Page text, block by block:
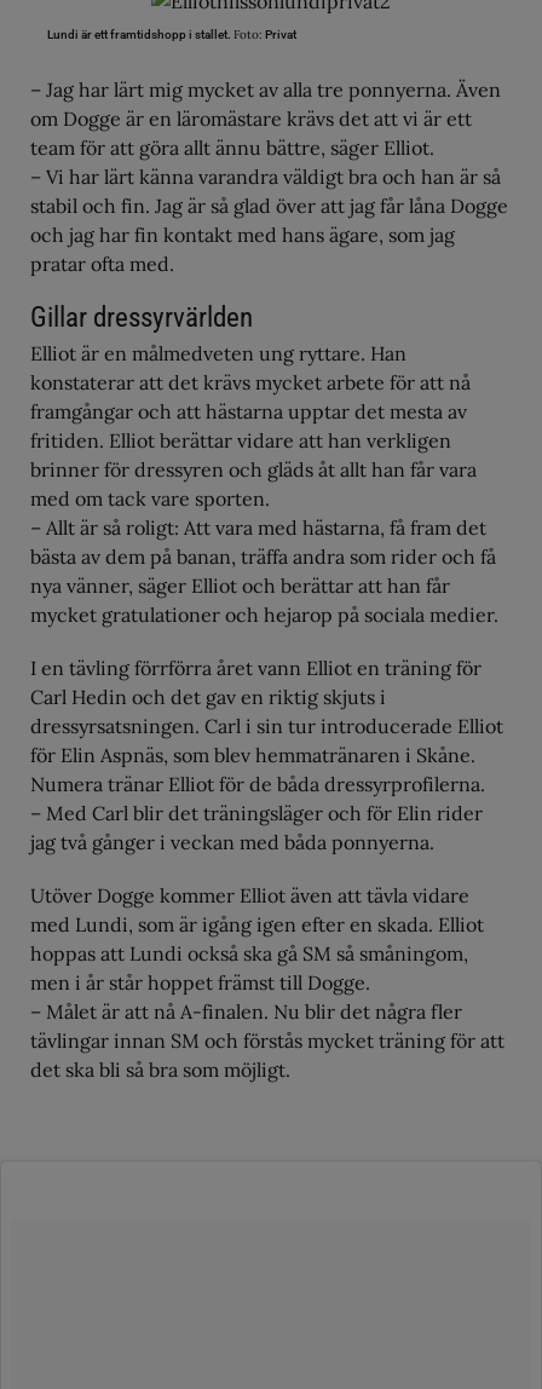
Lundi är ett framtidshopp i stallet. Foto: Privat
– Jag har lärt mig mycket av alla tre ponnyerna. Även
om Dogge är en läromästare krävs det att vi är ett
team för att göra allt ännu bättre, säger Elliot.
– Vi har lärt känna varandra väldigt bra och han är så
stabil och fin. Jag är så glad över att jag får låna Dogge
och jag har fin kontakt med hans ägare, som jag
pratar ofta med.
Gillar dressyrvärlden
Elliot är en målmedveten ung ryttare. Han
konstaterar att det krävs mycket arbete för att nå
framgångar och att hästarna upptar det mesta av
fritiden. Elliot berättar vidare att han verkligen
brinner för dressyren och gläds åt allt han får vara
med om tack vare sporten.
– Allt är så roligt: Att vara med hästarna, få fram det
bästa av dem på banan, träffa andra som rider och få
nya vänner, säger Elliot och berättar att han får
mycket gratulationer och hejarop på sociala medier.
I en tävling förrförra året vann Elliot en träning för
Carl Hedin och det gav en riktig skjuts i
dressyrsatsningen. Carl i sin tur introducerade Elliot
för Elin Aspnäs, som blev hemmatränaren i Skåne.
Numera tränar Elliot för de båda dressyrprofilerna.
– Med Carl blir det träningsläger och för Elin rider
jag två gånger i veckan med båda ponnyerna.
Utöver Dogge kommer Elliot även att tävla vidare
med Lundi, som är igång igen efter en skada. Elliot
hoppas att Lundi också ska gå SM så småningom,
men i år står hoppet främst till Dogge.
– Målet är att nå A-finalen. Nu blir det några fler
tävlingar innan SM och förstås mycket träning för att
det ska bli så bra som möjligt.